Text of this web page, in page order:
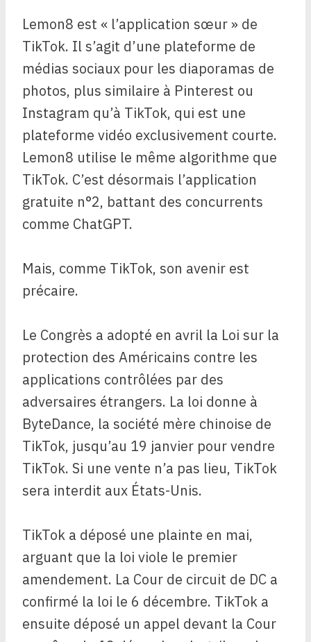
Lemon8 est « l’application sœur » de
TikTok. Il s’agit d’une plateforme de
médias sociaux pour les diaporamas de
photos, plus similaire à Pinterest ou
Instagram qu’à TikTok, qui est une
plateforme vidéo exclusivement courte.
Lemon8 utilise le même algorithme que
TikTok. C’est désormais l’application
gratuite n°2, battant des concurrents
comme ChatGPT.
Mais, comme TikTok, son avenir est
précaire.
Le Congrès a adopté en avril la Loi sur la
protection des Américains contre les
applications contrôlées par des
adversaires étrangers. La loi donne à
ByteDance, la société mère chinoise de
TikTok, jusqu’au 19 janvier pour vendre
TikTok. Si une vente n’a pas lieu, TikTok
sera interdit aux États-Unis.
TikTok a déposé une plainte en mai,
arguant que la loi viole le premier
amendement. La Cour de circuit de DC a
confirmé la loi le 6 décembre. TikTok a
ensuite déposé un appel devant la Cour